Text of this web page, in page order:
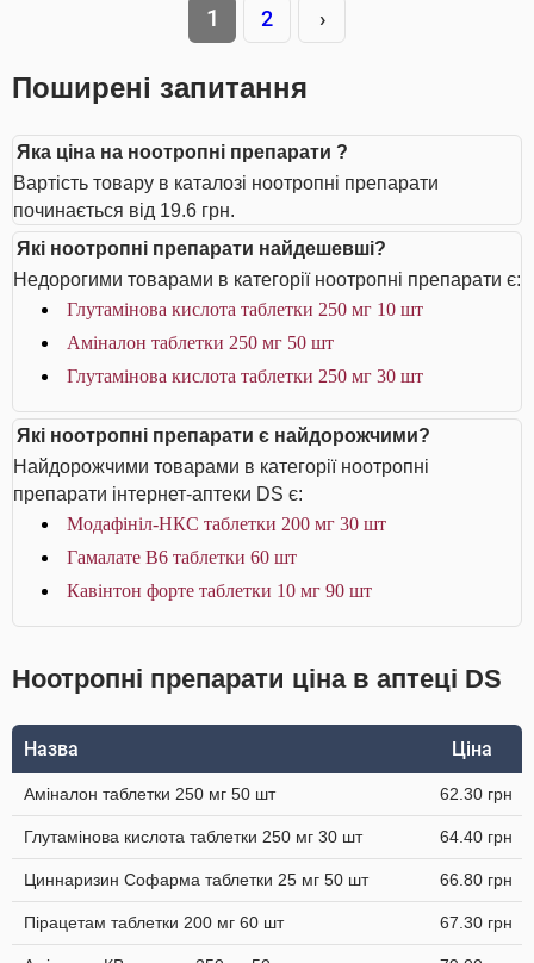
1 2 ›
Поширені запитання
Яка ціна на ноотропні препарати ?
Вартість товару в каталозі ноотропні препарати
починається від 19.6 грн.
Які ноотропні препарати найдешевші?
Недорогими товарами в категорії ноотропні препарати є:
Глутамінова кислота таблетки 250 мг 10 шт
Аміналон таблетки 250 мг 50 шт
Глутамінова кислота таблетки 250 мг 30 шт
Які ноотропні препарати є найдорожчими?
Найдорожчими товарами в категорії ноотропні
препарати інтернет-аптеки DS є:
Модафініл-НКС таблетки 200 мг 30 шт
Гамалате B6 таблетки 60 шт
Кавінтон форте таблетки 10 мг 90 шт
Ноотропні препарати ціна в аптеці DS
Назва Ціна
Аміналон таблетки 250 мг 50 шт 62.30 грн
Глутамінова кислота таблетки 250 мг 30 шт 64.40 грн
Циннаризин Софарма таблетки 25 мг 50 шт 66.80 грн
Пірацетам таблетки 200 мг 60 шт 67.30 грн